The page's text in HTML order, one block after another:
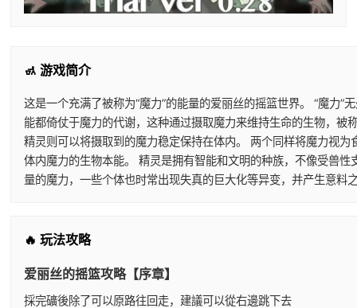
🚮 游戏简介
这是一个充满了被称为“魔力”的能量的爱丽丝的摇篮世界。 “魔力
能都倚仗于魔力的代谢，这种通过摄取魔力来维持生命的生物，被
精灵则可以将摄取到的魔力稳定保持在体内。 两个同样将魔力视
体内魔力的生物本能。 精灵是拥有智能和文明的种族，不像受兽
量的魔力，一些个体也时常出现失真的巨大化等异变，并产生意
🔥 玩法攻略
爱丽丝的摇篮攻略【序章】
採完礦後除了可以原路往回走，建議可以從右邊跳下去